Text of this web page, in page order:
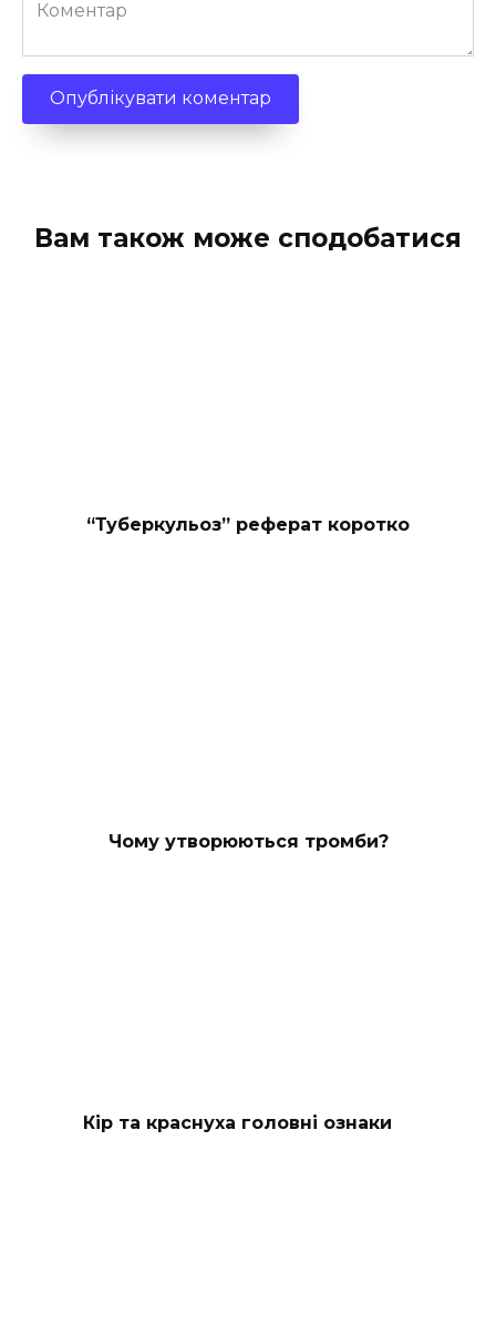
Вам також може сподобатися
“Туберкульоз” реферат коротко
Чому утворюються тромби?
Кір та краснуха головні ознаки